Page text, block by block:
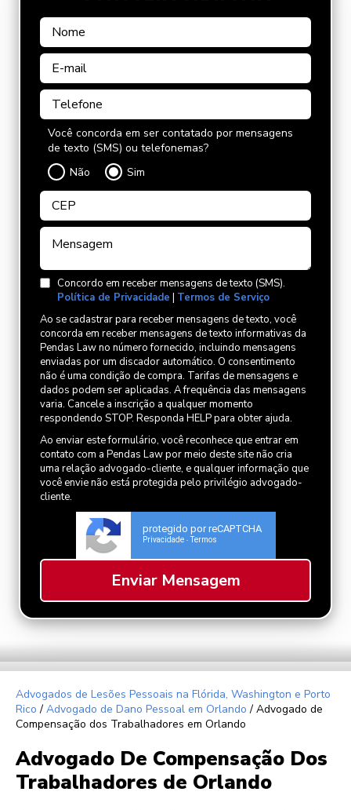
Você concorda em ser contatado por mensagens
de texto (SMS) ou telefonemas?
Não
Sim
Concordo em receber mensagens de texto (SMS).
Política de Privacidade | Termos de Serviço
Ao se cadastrar para receber mensagens de texto, você
concorda em receber mensagens de texto informativas da
Pendas Law no número fornecido, incluindo mensagens
enviadas por um discador automático. O consentimento
não é uma condição de compra. Tarifas de mensagens e
dados podem ser aplicadas. A frequência das mensagens
varia. Cancele a inscrição a qualquer momento
respondendo STOP. Responda HELP para obter ajuda.
Ao enviar este formulário, você reconhece que entrar em
contato com a Pendas Law por meio deste site não cria
uma relação advogado-cliente, e qualquer informação que
você envie não está protegida pelo privilégio advogado-
cliente.
protegido por reCAPTCHA
Privacidade - Termos
Advogados de Lesões Pessoais na Flórida, Washington e Porto
Rico / Advogado de Dano Pessoal em Orlando / Advogado de
Compensação dos Trabalhadores em Orlando
Advogado De Compensação Dos
Trabalhadores de Orlando